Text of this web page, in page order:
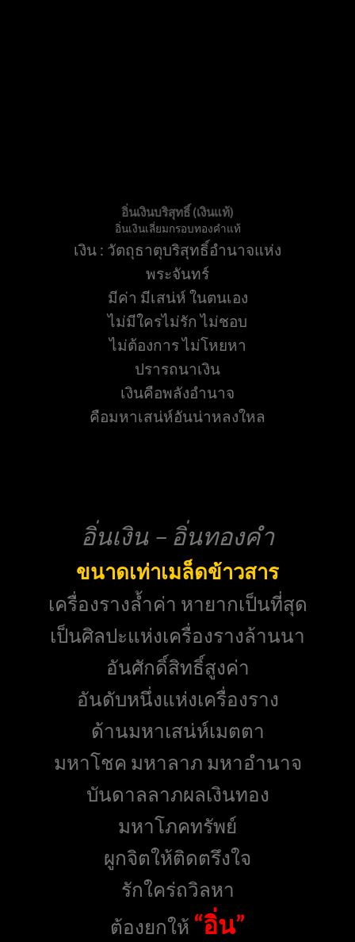
อิ่นเงินบริสุทธิ์ (เงินแท้)
อิ่นเงินเลี่ยมกรอบทองคำแท้
เงิน : วัตถุธาตุบริสุทธิ์อำนาจแห่ง
พระจันทร์
มีค่า มีเสน่ห์ ในตนเอง
ไม่มีใครไม่รัก ไม่ชอบ
ไม่ต้องการ ไม่โหยหา
ปรารถนาเงิน
เงินคือพลังอำนาจ
คือมหาเสน่ห์อันน่าหลงใหล
อิ่นเงิน – อิ่นทองคำ
ขนาดเท่าเมล็ดข้าวสาร
เครื่องรางล้ำค่า หายากเป็นที่สุด
เป็นศิลปะแห่งเครื่องรางล้านนา
อันศักดิ์สิทธิ์สูงค่า
อันดับหนึ่งแห่งเครื่องราง
ด้านมหาเสน่ห์เมตตา
มหาโชค มหาลาภ มหาอำนาจ
บันดาลลาภผลเงินทอง
มหาโภคทรัพย์
ผูกจิตให้ติดตรึงใจ
รักใคร่ถวิลหา
ต้องยกให้ “อิ่น”